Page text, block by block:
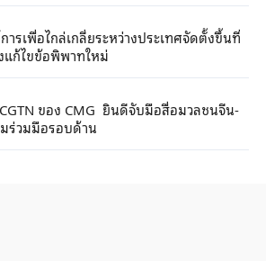
ารเพื่อไกล่เกลี่ยระหว่างประเทศจัดตั้งขึ้นที่
แก้ไขข้อพิพาทใหม่
ของ CMG ยินดีจับมือสื่อมวลชนจีน-
ร่วมมือรอบด้าน